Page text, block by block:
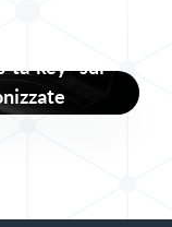
ta-key" sui